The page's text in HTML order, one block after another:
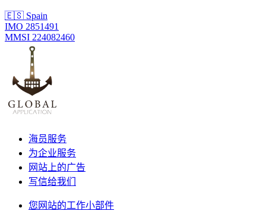
🇪🇸 Spain
IMO 2851491
MMSI 224082460
海员服务
为企业服务
网站上的广告
写信给我们
您网站的工作小部件